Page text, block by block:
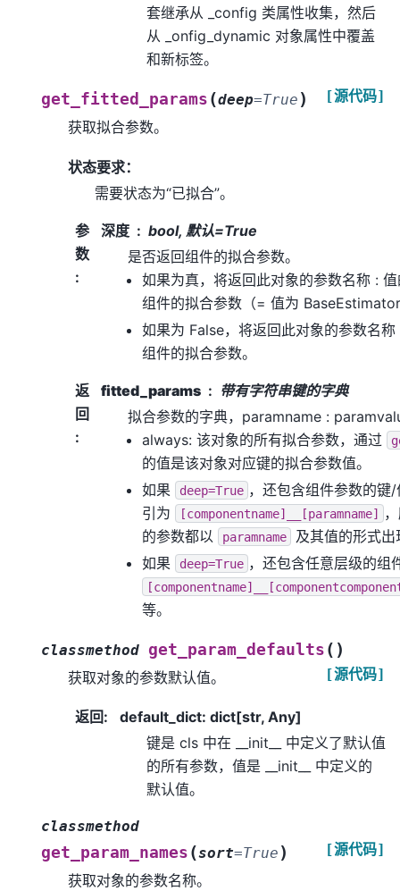
套继承从 _config 类属性收集，然后
从 _onfig_dynamic 对象属性中覆盖
和新标签。
get_fitted_params (deep=True ) [源代码]
获取拟合参数。
状态要求：
需要状态为“已拟合”。
参
数
:
深度
bool, 默认=True
是否返回组件的拟合参数。
如果为真，将返回此对象的参数名称 :
组件的拟合参数（= 值为
如果为 False，将返回此对象的参数名
组件的拟合参数。
返
回
:
fitted_params
带有字符串键的字典
拟合参数的字典，paramname :
always: 该对象的所有拟合参数，通过
的值是该对象对应键的拟合参数值。
如果
deep=True ，还包含组件参数的键
引为
[componentname]__[paramname]
的参数都以
paramname
及其值的形式出
如果
deep=True ，还包含任意层级的组
等。
classmethod get_param_defaults ( )
[源代码]
获取对象的参数默认值。
返回:
default_dict: dict[str, Any]
键是 cls 中在 __init__ 中定义了默认值
的所有参数，值是 __init__ 中定义的
默认值。
classmethod
get_param_names (sort=True ) [源代码]
获取对象的参数名称。